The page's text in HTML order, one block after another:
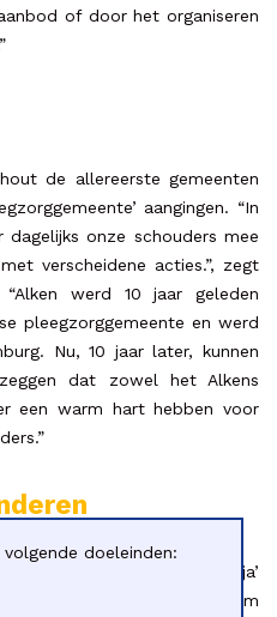
of door het organiseren
de allereerste gemeenten
aangingen. “In
onze schouders mee
verscheidene acties.”, zegt
werd 10 jaar geleden
pleegzorggemeente en werd
Nu, 10 jaar later, kunnen
dat zowel het Alkens
een warm hart hebben voor
steden en gemeenten ‘ja’
of gemeente is welkom om
doeleinden: